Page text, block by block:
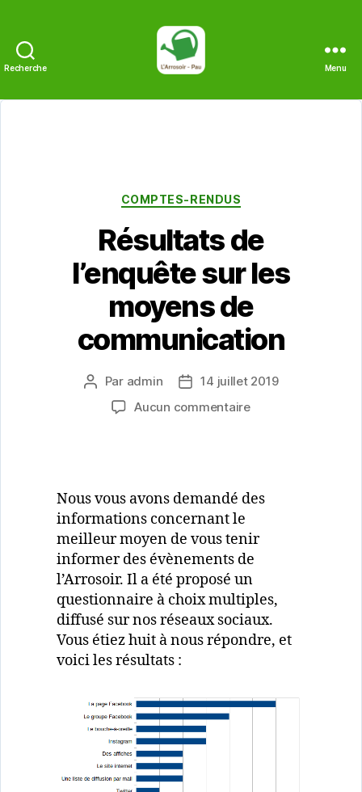
Recherche Menu
Catégories
COMPTES-RENDUS
Résultats de
l’enquête sur les
moyens de
communication
Auteur
l’article
Par admin
Date14 juillet 2019
Aucun commentairesur
les
de
communication
Nous vous avons demandé des
informations concernant le
meilleur moyen de vous tenir
informer des évènements de
l’Arrosoir. Il a été proposé un
questionnaire à choix multiples,
diffusé sur nos réseaux sociaux.
Vous étiez huit à nous répondre, et
voici les résultats :